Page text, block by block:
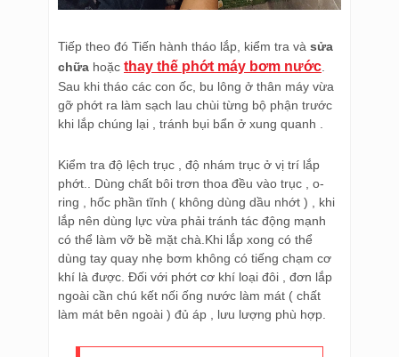
Tiếp theo đó Tiến hành tháo lắp, kiểm tra và sửa
chữa hoặc thay thế phớt máy bơm nước
Sau khi tháo các con ốc, bu lông ở thân máy vừa
gỡ phớt ra làm sạch lau chùi từng bộ phận trước
khi lắp chúng lại , tránh bụi bẩn ở xung quanh .
Kiểm tra độ lệch trục , độ nhám trục ở vị trí lắp
phớt.. Dùng chất bôi trơn thoa đều vào trục , o-
ring , hốc phần tĩnh ( không dùng dầu nhớt ) , khi
lắp nên dùng lực vừa phải tránh tác động mạnh
có thể làm vỡ bề mặt chà.Khi lắp xong có thể
dùng tay quay nhẹ bơm không có tiếng chạm cơ
khí là được. Đối với phớt cơ khí loại đôi , đơn lắp
ngoài cần chú kết nối ống nước làm mát ( chất
làm mát bên ngoài ) đủ áp , lưu lượng phù hợp.